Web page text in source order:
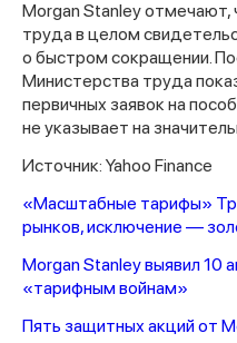
Morgan Stanley
труда в целом
о быстром сокращении.
Министерства труда
первичных заявок на
не указывает на
Источник: Yahoo Finance
«Масштабные тарифы»
рынков, исключение —
Morgan Stanley выявил 10
«тарифным войнам»
Пять защитных акций от
Наши
вами в